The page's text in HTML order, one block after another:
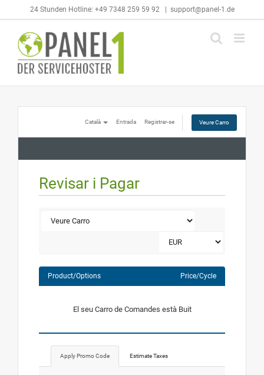
24 Stunden Hotline: +49 7348 259 59 92 support@panel-1.de
Català Entrada Registrar-se Veure Carro
Revisar i Pagar
Product/Options Price/Cycle
El seu Carro de Comandes està Buit
Apply Promo Code Estimate Taxes